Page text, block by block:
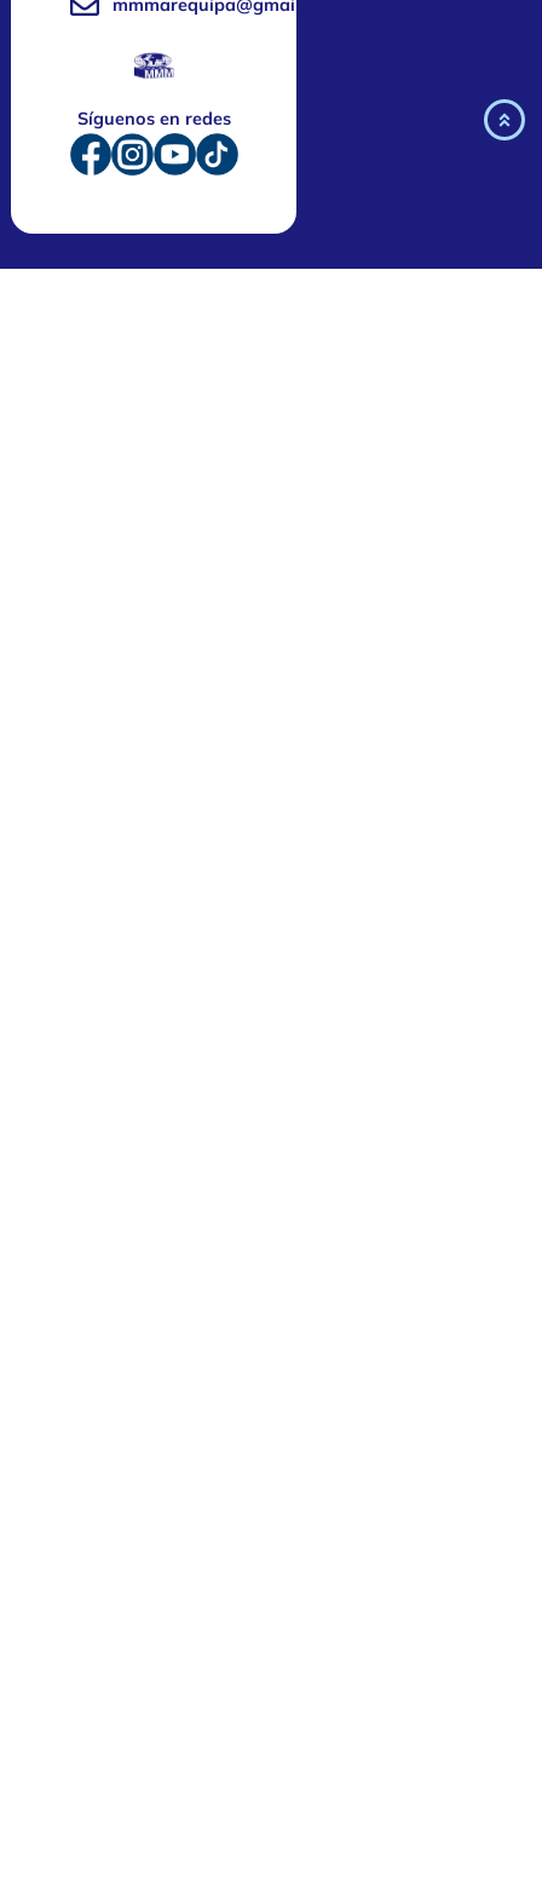
mmmarequipa@gmail.com
Síguenos en redes